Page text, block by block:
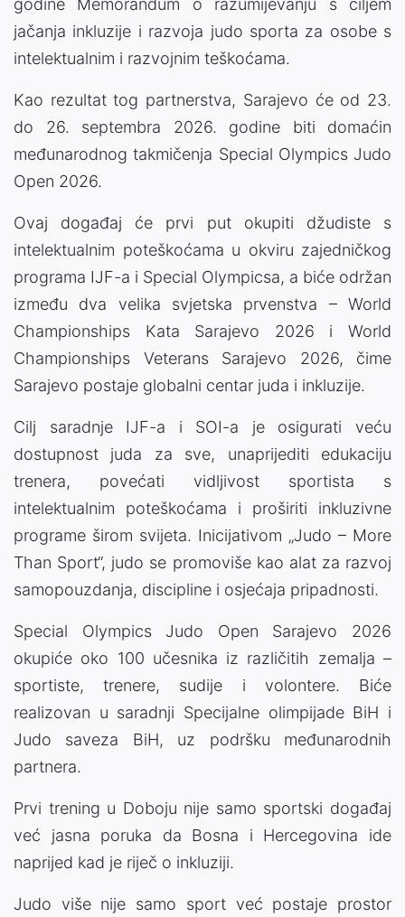
godine Memorandum o razumijevanju s ciljem
jačanja inkluzije i razvoja judo sporta za osobe s
intelektualnim i razvojnim teškoćama.
Kao rezultat tog partnerstva, Sarajevo će od 23.
do 26. septembra 2026. godine biti domaćin
međunarodnog takmičenja Special Olympics Judo
Open 2026.
Ovaj događaj će prvi put okupiti džudiste s
intelektualnim poteškoćama u okviru zajedničkog
programa IJF-a i Special Olympicsa, a biće održan
između dva velika svjetska prvenstva – World
Championships Kata Sarajevo 2026 i World
Championships Veterans Sarajevo 2026, čime
Sarajevo postaje globalni centar juda i inkluzije.
Cilj saradnje IJF-a i SOI-a je osigurati veću
dostupnost juda za sve, unaprijediti edukaciju
trenera, povećati vidljivost sportista s
intelektualnim poteškoćama i proširiti inkluzivne
programe širom svijeta. Inicijativom „Judo – More
Than Sport“, judo se promoviše kao alat za razvoj
samopouzdanja, discipline i osjećaja pripadnosti.
Special Olympics Judo Open Sarajevo 2026
okupiće oko 100 učesnika iz različitih zemalja –
sportiste, trenere, sudije i volontere. Biće
realizovan u saradnji Specijalne olimpijade BiH i
Judo saveza BiH, uz podršku međunarodnih
partnera.
Prvi trening u Doboju nije samo sportski događaj
već jasna poruka da Bosna i Hercegovina ide
naprijed kad je riječ o inkluziji.
Judo više nije samo sport već postaje prostor